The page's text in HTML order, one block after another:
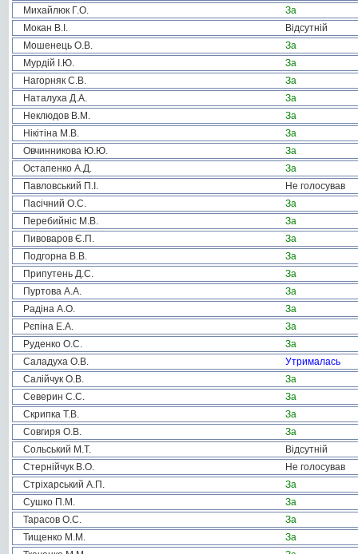
Михайлюк Г.О.
За
Мокан В.І.
Відсутній
Мошенець О.В.
За
Мурдій І.Ю.
За
Нагорняк С.В.
За
Наталуха Д.А.
За
Неклюдов В.М.
За
Нікітіна М.В.
За
Овчинникова Ю.Ю.
За
Остапенко А.Д.
За
Павловський П.І.
Не голосував
Пасічний О.С.
За
Перебийніс М.В.
За
Пивоваров Є.П.
За
Подгорна В.В.
За
Припутень Д.С.
За
Пуртова А.А.
За
Радіна А.О.
За
Рєпіна Е.А.
За
Руденко О.С.
За
Саладуха О.В.
Утрималась
Салійчук О.В.
За
Северин С.С.
За
Скрипка Т.В.
За
Совгиря О.В.
За
Сольський М.Т.
Відсутній
Стернійчук В.О.
Не голосував
Стріхарський А.П.
За
Сушко П.М.
За
Тарасов О.С.
За
Тищенко М.М.
За